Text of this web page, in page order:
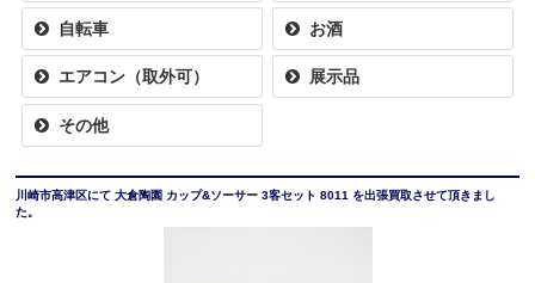
自転車 お酒
エアコン（取外可） 展示品
その他
川崎市高津区にて 大倉陶園 カップ&ソーサー 3客セット 8011 を出張買取させて頂きまし
た。